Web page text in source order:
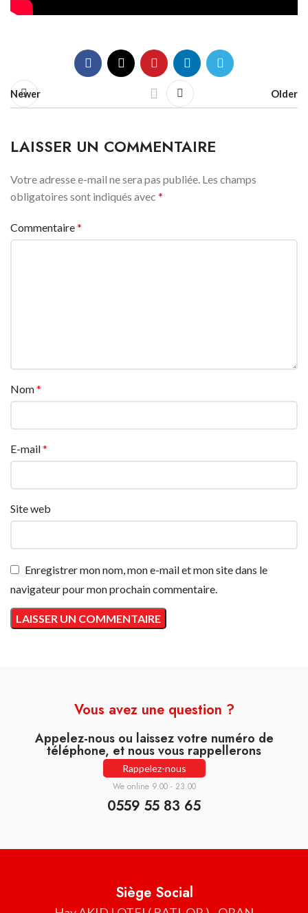
Newer Older
LAISSER UN COMMENTAIRE
Votre adresse e-mail ne sera pas publiée. Les champs
obligatoires sont indiqués avec *
Commentaire*
Nom*
E-mail*
Site web
Enregistrer mon nom, mon e-mail et mon site dans le
navigateur pour mon prochain commentaire.
Vous avez une question ?
Appelez-nous ou laissez votre numéro de
téléphone, et nous vous rappellerons
Rappelez-nous
We online 9.00 - 23.00
0559 55 83 65
Siège Social